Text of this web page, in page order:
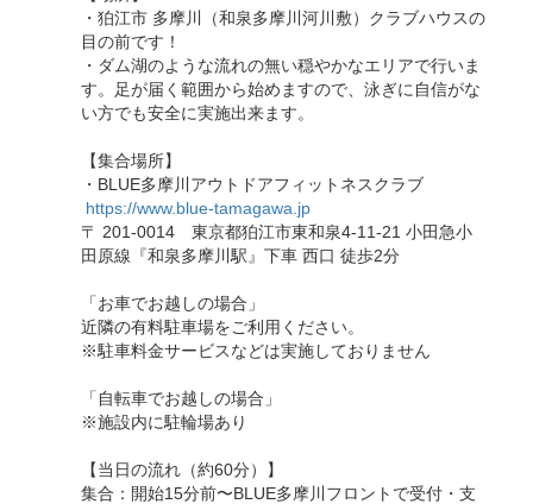
・狛江市 多摩川（和泉多摩川河川敷）クラブハウスの
目の前です！
・ダム湖のような流れの無い穏やかなエリアで行いま
す。足が届く範囲から始めますので、泳ぎに自信がな
い方でも安全に実施出来ます。
【集合場所】
・BLUE多摩川アウトドアフィットネスクラブ
https://www.blue-tamagawa.jp
〒 201-0014 東京都狛江市東和泉4-11-21 小田急小
田原線『和泉多摩川駅』下車 西口 徒歩2分
「お車でお越しの場合」
近隣の有料駐車場をご利用ください。
※駐車料金サービスなどは実施しておりません
「自転車でお越しの場合」
※施設内に駐輪場あり
【当日の流れ（約60分）】
集合：開始15分前〜BLUE多摩川フロントで受付・支